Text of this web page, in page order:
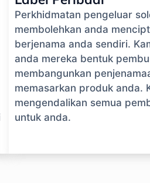
Perkhidmatan pengeluar
membolehkan anda
berjenama anda sendiri.
anda mereka bentuk
membangunkan
memasarkan produk anda.
mengendalikan semua
untuk anda.